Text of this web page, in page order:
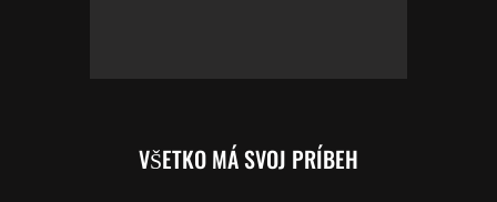
VŠETKO MÁ SVOJ PRÍBEH